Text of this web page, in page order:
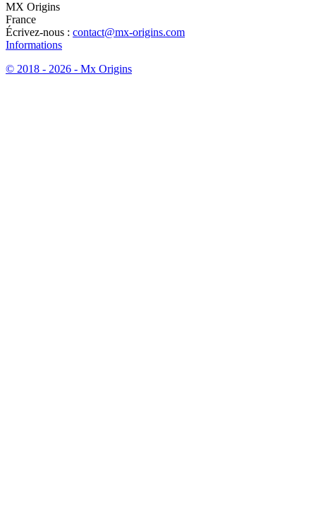
MX Origins
France
Écrivez-nous : contact@mx-origins.com
Informations
© 2018 - 2026 - Mx Origins